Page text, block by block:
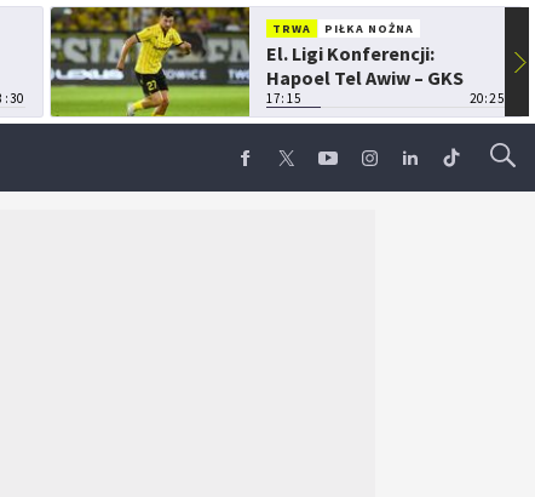
TRWA PIŁKA NOŻNA
El. Ligi Konferencji:
Hapoel Tel Awiw – GKS
Katowice
17:15 20:25
▶